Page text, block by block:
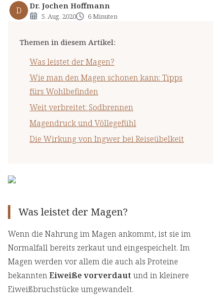
D Dr. Jochen Hoffmann
5. Aug. 2020 6 Minuten
Themen in diesem Artikel:
Was leistet der Magen?
Wie man den Magen schonen kann: Tipps
fürs Wohlbefinden
Weit verbreitet: Sodbrennen
Magendruck und Völlegefühl
Die Wirkung von Ingwer bei Reiseübelkeit
Was leistet der Magen?
Wenn die Nahrung im Magen ankommt, ist sie im
Normalfall bereits zerkaut und eingespeichelt. Im
Magen werden vor allem die auch als Proteine
bekanntenEiweiße vorverdaut und in kleinere
Eiweißbruchstücke umgewandelt.